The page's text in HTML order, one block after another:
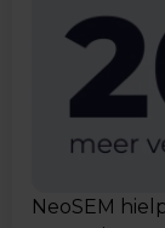
NeoSEM